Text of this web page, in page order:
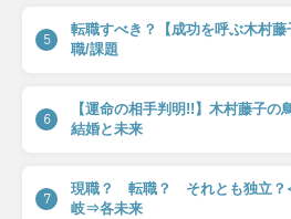
5
転職すべき？【成功を呼ぶ木村
職/課題
6
【運命の相手判明!!】木村藤子
結婚と未来
7
現職？ 転職？ それとも独立？
岐⇒各未来